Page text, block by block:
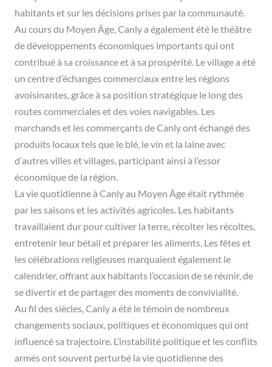
habitants et sur les décisions prises par la communauté.
Au cours du Moyen Âge, Canly a également été le théâtre
de développements économiques importants qui ont
contribué à sa croissance et à sa prospérité. Le village a été
un centre d’échanges commerciaux entre les régions
avoisinantes, grâce à sa position stratégique le long des
routes commerciales et des voies navigables. Les
marchands et les commerçants de Canly ont échangé des
produits locaux tels que le blé, le vin et la laine avec
d’autres villes et villages, participant ainsi à l’essor
économique de la région.
La vie quotidienne à Canly au Moyen Âge était rythmée
par les saisons et les activités agricoles. Les habitants
travaillaient dur pour cultiver la terre, récolter les récoltes,
entretenir leur bétail et préparer les aliments. Les fêtes et
les célébrations religieuses marquaient également le
calendrier, offrant aux habitants l’occasion de se réunir, de
se divertir et de partager des moments de convivialité.
Au fil des siècles, Canly a été le témoin de nombreux
changements sociaux, politiques et économiques qui ont
influencé sa trajectoire. L’instabilité politique et les conflits
armés ont souvent perturbé la vie quotidienne des